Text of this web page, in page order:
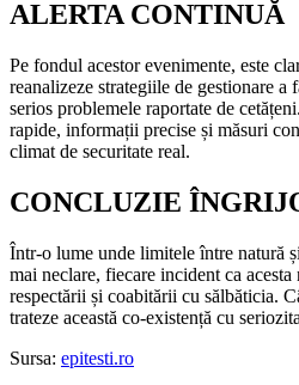
ALERTA CONTINUĂ
Pe fondul acestor evenimente, este
reanalizeze strategiile de gestionare a
serios problemele raportate de
rapide, informații precise și măsuri
climat de securitate real.
CONCLUZIE
Într-o lume unde limitele între natură
mai neclare, fiecare incident ca
respectării și coabitării cu sălbăticia.
trateze această co-existență cu
Sursa: epitesti.ro